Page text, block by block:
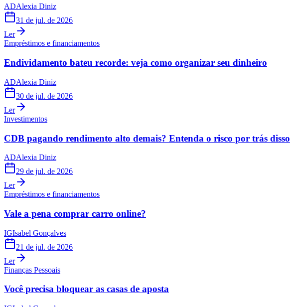
ADAlexia Diniz
31 de jul. de 2026
Ler
Empréstimos e financiamentos
Endividamento bateu recorde: veja como organizar seu dinheiro
ADAlexia Diniz
30 de jul. de 2026
Ler
Investimentos
CDB pagando rendimento alto demais? Entenda o risco por trás disso
ADAlexia Diniz
29 de jul. de 2026
Ler
Empréstimos e financiamentos
Vale a pena comprar carro online?
IGIsabel Gonçalves
21 de jul. de 2026
Ler
Finanças Pessoais
Você precisa bloquear as casas de aposta